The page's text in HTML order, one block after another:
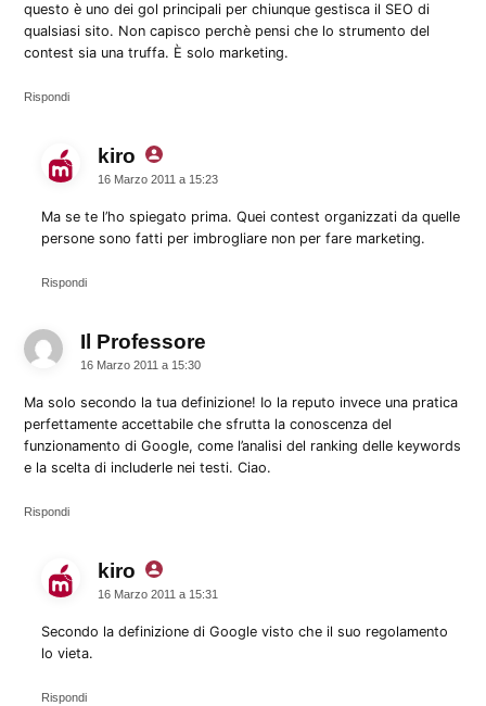
questo è uno dei gol principali per chiunque gestisca il SEO di
qualsiasi sito. Non capisco perchè pensi che lo strumento del
contest sia una truffa. È solo marketing.
Rispondi
kiro dice:
16 Marzo 2011 a 15:23
Ma se te l’ho spiegato prima. Quei contest organizzati da quelle
persone sono fatti per imbrogliare non per fare marketing.
Rispondi
Il Professore
16 Marzo 2011 a 15:30
Ma solo secondo la tua definizione! Io la reputo invece una pratica
perfettamente accettabile che sfrutta la conoscenza del
funzionamento di Google, come l’analisi del ranking delle keywords
e la scelta di includerle nei testi. Ciao.
Rispondi
kiro dice:
16 Marzo 2011 a 15:31
Secondo la definizione di Google visto che il suo regolamento
lo vieta.
Rispondi